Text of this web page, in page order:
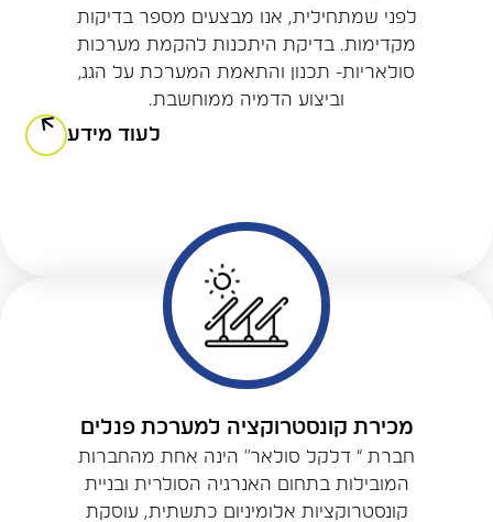
לפני שמתחילית, אנו מבצעים מספר בדיקות
מקדימות. בדיקת היתכנות להקמת מערכות
סולאריות- תכנון והתאמת המערכת על הגג,
וביצוע הדמיה ממוחשבת.
לעוד מידע
מכירת קונסטרוקציה למערכת פנלים
חברת “ דלקל סולאר” הינה אחת מהחברות
המובילות בתחום האנרגיה הסולרית ובניית
קונסטרוקציות אלומיניום כתשתית, עוסקת